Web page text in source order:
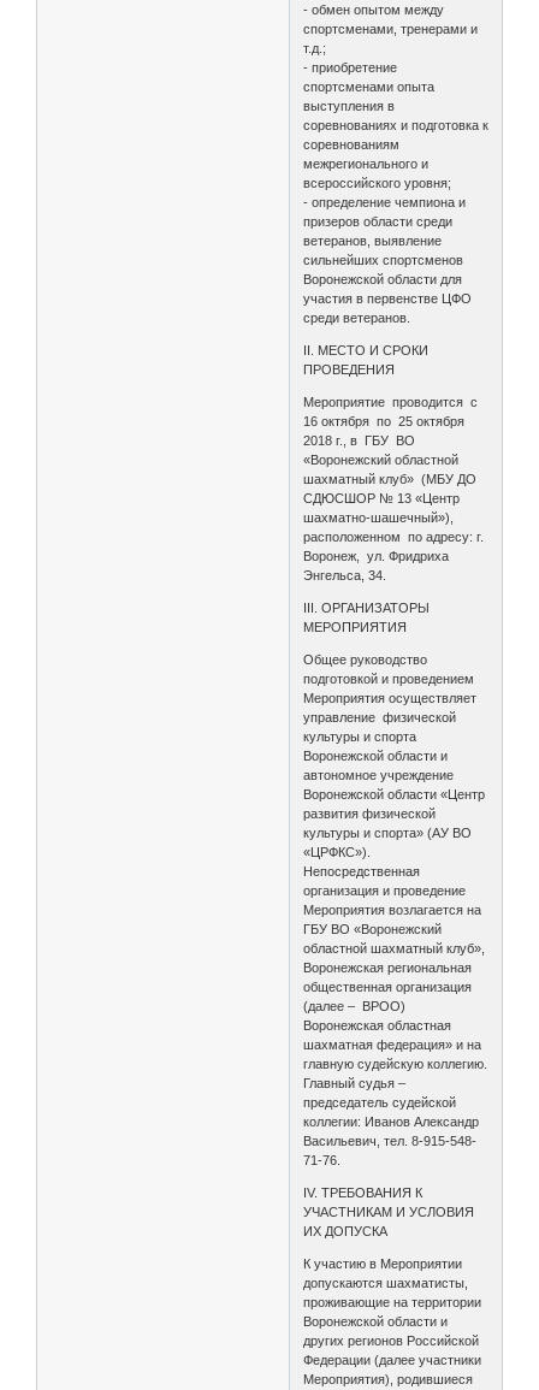
- обмен опытом между
спортсменами, тренерами и
т.д.;
- приобретение
спортсменами опыта
выступления в
соревнованиях и подготовка к
соревнованиям
межрегионального и
всероссийского уровня;
- определение чемпиона и
призеров области среди
ветеранов, выявление
сильнейших спортсменов
Воронежской области для
участия в первенстве ЦФО
среди ветеранов.
II. МЕСТО И СРОКИ
ПРОВЕДЕНИЯ
Мероприятие проводится с
16 октября по 25 октября
2018 г., в ГБУ ВО
«Воронежский областной
шахматный клуб» (МБУ ДО
СДЮСШОР № 13 «Центр
шахматно-шашечный»),
расположенном по адресу: г.
Воронеж, ул. Фридриха
Энгельса, 34.
III. ОРГАНИЗАТОРЫ
МЕРОПРИЯТИЯ
Общее руководство
подготовкой и проведением
Мероприятия осуществляет
управление физической
культуры и спорта
Воронежской области и
автономное учреждение
Воронежской области «Центр
развития физической
культуры и спорта» (АУ ВО
«ЦРФКС»).
Непосредственная
организация и проведение
Мероприятия возлагается на
ГБУ ВО «Воронежский
областной шахматный клуб»,
Воронежская региональная
общественная организация
(далее – ВРОО)
Воронежская областная
шахматная федерация» и на
главную судейскую коллегию.
Главный судья –
председатель судейской
коллегии: Иванов Александр
Васильевич, тел. 8-915-548-
71-76.
IV. ТРЕБОВАНИЯ К
УЧАСТНИКАМ И УСЛОВИЯ
ИХ ДОПУСКА
К участию в Мероприятии
допускаются шахматисты,
проживающие на территории
Воронежской области и
других регионов Российской
Федерации (далее участники
Мероприятия), родившиеся